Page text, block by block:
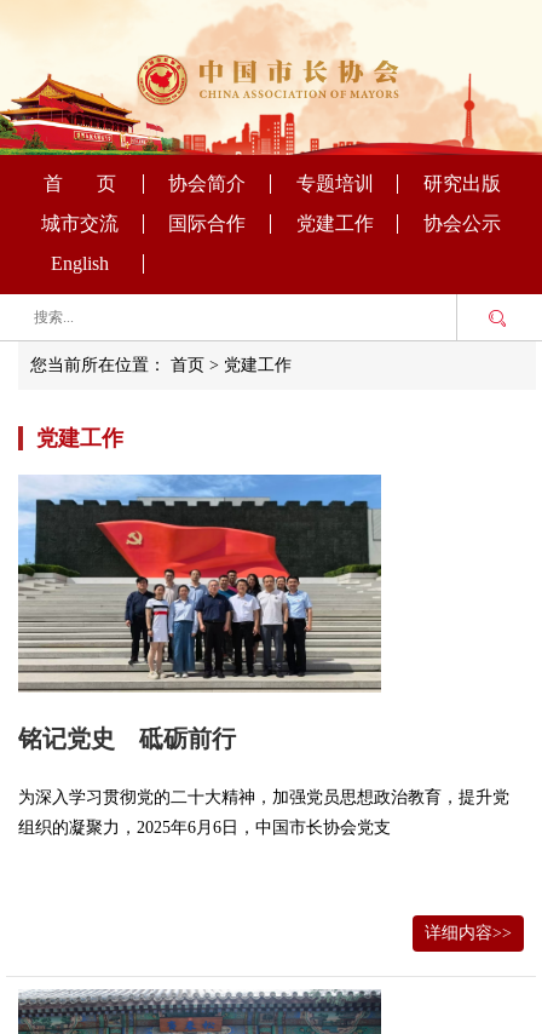
首 页 协会简介 专题培训
研究出版
城市交流
国际合作 党建工作
协会公示
English
您当前所在位置： 首页 > 党建工作
党建工作
铭记党史 砥砺前行
为深入学习贯彻党的二十大精神，加强党员思想政治教育，提升党
组织的凝聚力，2025年6月6日，中国市长协会党支
详细内容>>